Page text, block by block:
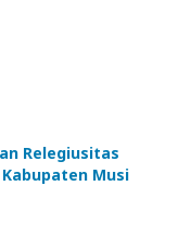
Relegiusitas
Musi